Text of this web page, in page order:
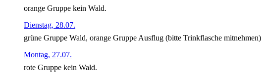
orange Gruppe kein Wald.
Dienstag, 28.07.
grüne Gruppe Wald, orange Gruppe Ausflug (bitte Trinkflasche mitnehmen)
Montag, 27.07.
rote Gruppe kein Wald.